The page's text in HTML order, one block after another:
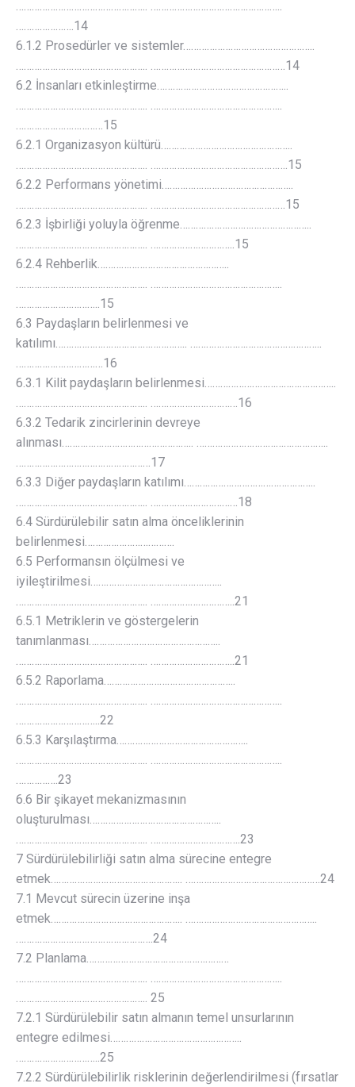
………………………………………….. …………………………………………..
………………….14
6.1.2 Prosedürler ve sistemler…………………………………………..
………………………………………….. ……………………………………………14
6.2 İnsanları etkinleştirme…………………………………………..
………………………………………….. …………………………………………..
……………………………15
6.2.1 Organizasyon kültürü…………………………………………..
………………………………………….. …………………………………………….15
6.2.2 Performans yönetimi…………………………………………..
………………………………………….. ……………………………………………15
6.2.3 İşbirliği yoluyla öğrenme…………………………………………..
………………………………………….. …………………………..15
6.2.4 Rehberlik…………………………………………..
………………………………………….. …………………………………………..
…………………………..15
6.3 Paydaşların belirlenmesi ve
katılımı………………………………………….. …………………………………………..
……………………………16
6.3.1 Kilit paydaşların belirlenmesi…………………………………………..
………………………………………….. ……………………………16
6.3.2 Tedarik zincirlerinin devreye
alınması………………………………………….. …………………………………………..
……………………………………………17
6.3.3 Diğer paydaşların katılımı…………………………………………..
………………………………………….. ……………………………18
6.4 Sürdürülebilir satın alma önceliklerinin
belirlenmesi…………………………….
6.5 Performansın ölçülmesi ve
iyileştirilmesi…………………………………………..
………………………………………….. …………………………..21
6.5.1 Metriklerin ve göstergelerin
tanımlanması…………………………………………..
………………………………………….. …………………………..21
6.5.2 Raporlama…………………………………………..
………………………………………….. …………………………………………..
…………………………..22
6.5.3 Karşılaştırma…………………………………………..
………………………………………….. …………………………………………..
…………….23
6.6 Bir şikayet mekanizmasının
oluşturulması…………………………………………..
………………………………………….. …………………………….23
7 Sürdürülebilirliği satın alma sürecine entegre
etmek………………………………………….. ……………………………………………24
7.1 Mevcut sürecin üzerine inşa
etmek………………………………………….. …………………………………………..
…………………………………………….24
7.2 Planlama………………………………………………
………………………………………….. …………………………………………..
………………………………………….. 25
7.2.1 Sürdürülebilir satın almanın temel unsurlarının
entegre edilmesi…………………………………………..
…………………………..25
7.2.2 Sürdürülebilirlik risklerinin değerlendirilmesi (fırsatlar